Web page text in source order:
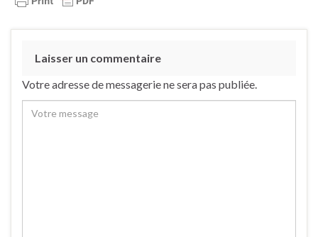
Laisser un commentaire
Votre adresse de messagerie ne sera pas publiée.